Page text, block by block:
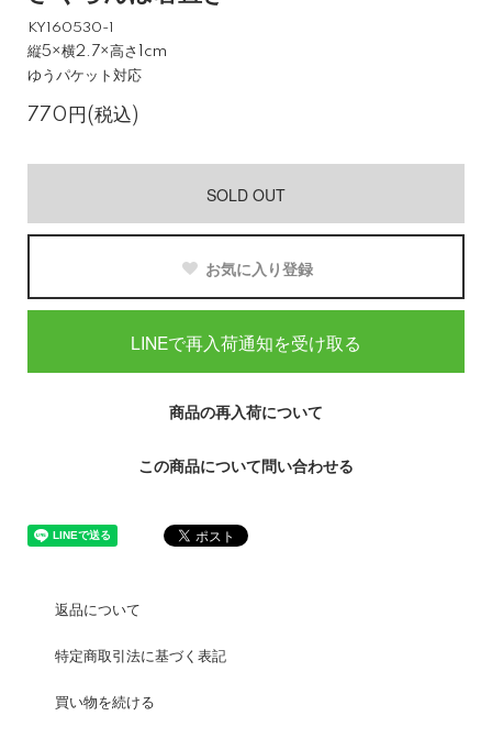
KY160530-1
縦5×横2.7×高さ1cm
ゆうパケット対応
770円(税込)
SOLD OUT
お気に入り登録
LINEで再入荷通知を受け取る
商品の再入荷について
この商品について問い合わせる
返品について
特定商取引法に基づく表記
買い物を続ける